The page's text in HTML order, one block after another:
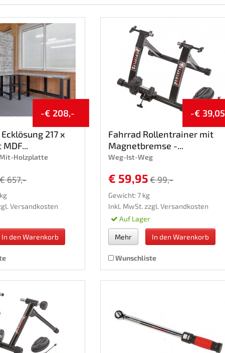
-€ 208,-
217 x
Holzplatte
€ 657,-
Versandkosten
In den Warenkorb
-€ 39,05
Fahrrad Rollentrainer mit
Magnetbremse -...
Weg-Ist-Weg
€ 59,95 € 99,-
Gewicht: 7 kg
Inkl. MwSt. zzgl. Versandkosten
Auf Lager
Mehr In den Warenkorb
Wunschliste